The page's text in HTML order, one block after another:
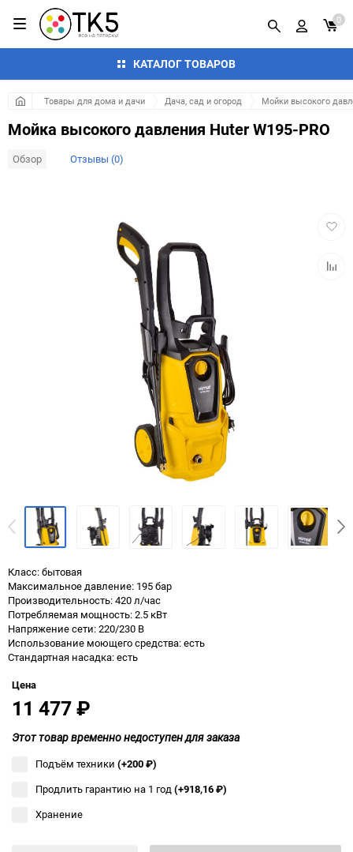
КАТАЛОГ ТОВАРОВ
0
Товары для дома и дачи Дача, сад и огород Мойки высокого
Мойка высокого давления Huter W195-PRO
Обзор Отзывы (0)
Класс: бытовая
Максимальное давление: 195 бар
Производительность: 420 л/час
Потребляемая мощность: 2.5 кВт
Напряжение сети: 220/230 В
Использование моющего средства: есть
Стандартная насадка: есть
Цена
11 477₽
Этот товар временно недоступен для заказа
Подъём техники (+200₽)
Продлить гарантию на 1 год(+918,16₽)
Хранение